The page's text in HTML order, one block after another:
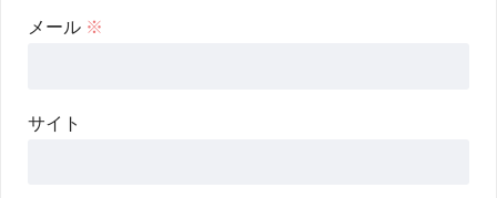
メール ※
サイト